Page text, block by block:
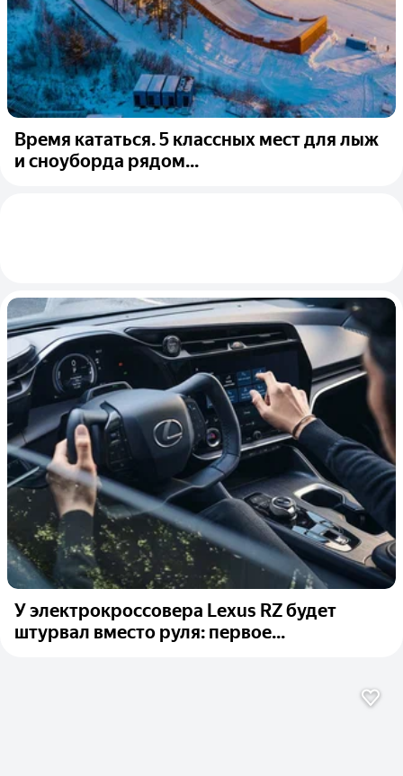
Время кататься. 5 классных мест для лыж
и сноуборда рядом...
У электрокроссовера Lexus RZ будет
штурвал вместо руля: первое...